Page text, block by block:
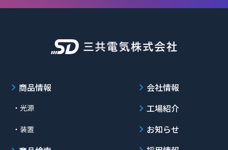
商品情報
・光源
・装置
会社情報
工場紹介
お知らせ